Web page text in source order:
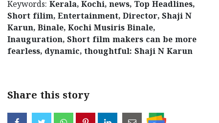
Keywords: Kerala, Kochi, news, Top Headlines,
Short filim, Entertainment, Director, Shaji N
Karun, Binale, Kochi Musiris Binale,
Inauguration, Short film makers can be more
fearless, dynamic, thoughtful: Shaji N Karun
Share this story